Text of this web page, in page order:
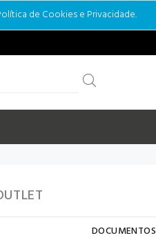
de Cookies e Privacidade.
DOCUMENTOS